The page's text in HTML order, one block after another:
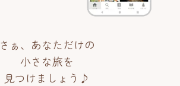
さぁ、あなただけの
小さな旅を
見つけましょう♪